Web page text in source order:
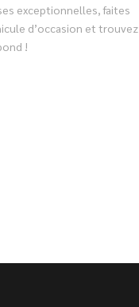
exceptionnelles, faites
d’occasion et trouvez
!